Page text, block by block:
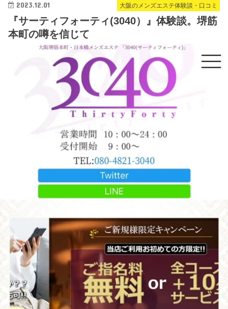
大阪のメンズエステ体験談・口コミ
2023.12.01
『サーティフォーティ(3040）』体験談。堺筋
本町の噂を信じて